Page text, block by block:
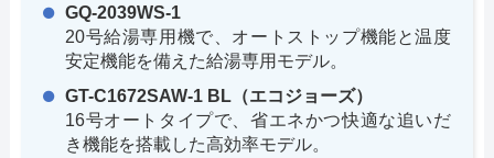
GQ-2039WS-1
20号給湯専用機で、オートストップ機能と温度
安定機能を備えた給湯専用モデル。
GT-C1672SAW-1 BL（エコジョーズ）
16号オートタイプで、省エネかつ快適な追いだ
き機能を搭載した高効率モデル。